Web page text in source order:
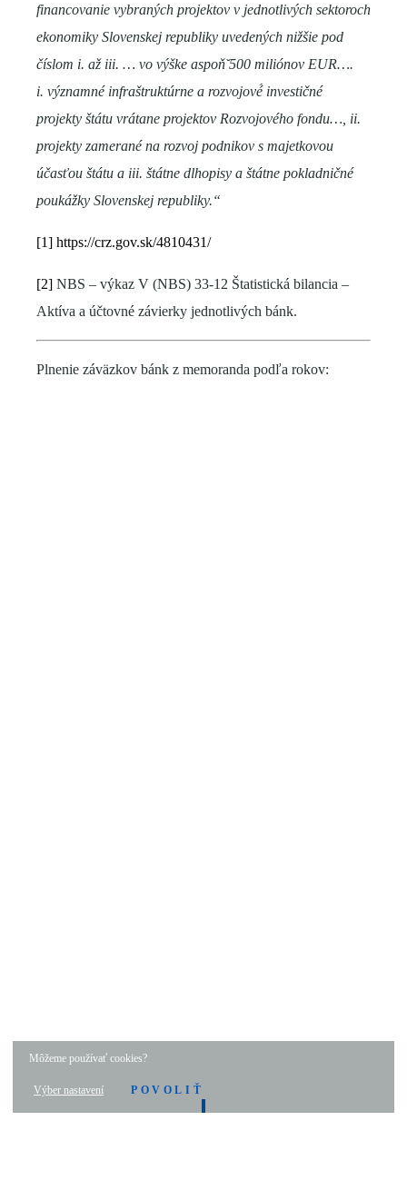
financovanie vybraných projektov v jednotlivých sektoroch
ekonomiky Slovenskej republiky uvedených nižšie pod
číslom i. až iii. … vo výške aspoň̌ 500 miliónov EUR….
i. významné infraštruktúrne a rozvojové́ investičné
projekty štátu vrátane projektov Rozvojového fondu…, ii.
projekty zamerané na rozvoj podnikov s majetkovou
účasťou štátu a iii. štátne dlhopisy a štátne pokladničné
poukážky Slovenskej republiky.“
[1] https://crz.gov.sk/4810431/
[2] NBS – výkaz V (NBS) 33-12 Štatistická bilancia –
Aktíva a účtovné závierky jednotlivých bánk.
Plnenie záväzkov bánk z memoranda podľa rokov:
Môžeme používať cookies?
Výber nastavení POVOLIŤ